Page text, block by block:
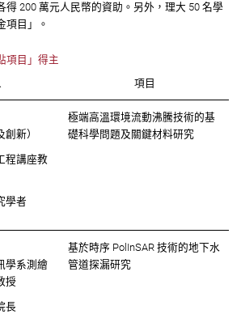
得 200 萬元人民幣的資助。另外，理大 50 名學
項目」。
項目」得主
項目
新）
程講座教
學者
極端高溫環境流動沸騰技術的基
礎科學問題及關鍵材料研究
學系測繪
授
長
基於時序 PolInSAR 技術的地下水
管道探漏研究